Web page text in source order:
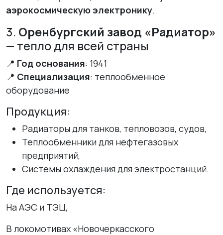
аэрокосмическую электронику.
3. Оренбургский завод «Радиатор»
— тепло для всей страны
📍 Год основания: 1941
📍 Специализация: теплообменное
оборудование
Продукция:
Радиаторы для танков, тепловозов, судов,
Теплообменники для нефтегазовых
предприятий,
Системы охлаждения для электростанций.
Где используется:
На АЭС и ТЭЦ,
В локомотивах «Новочеркасского